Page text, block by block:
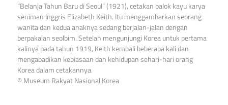
“Belanja Tahun Baru di Seoul” (1921), cetakan balok kayu karya
seniman Inggris Elizabeth Keith. Itu menggambarkan seorang
wanita dan kedua anaknya sedang berjalan-jalan dengan
berpakaian seolbim. Setelah mengunjungi Korea untuk pertama
kalinya pada tahun 1919, Keith kembali beberapa kali dan
mengabadikan kebiasaan dan kehidupan sehari-hari orang
Korea dalam cetakannya.
© Museum Rakyat Nasional Korea